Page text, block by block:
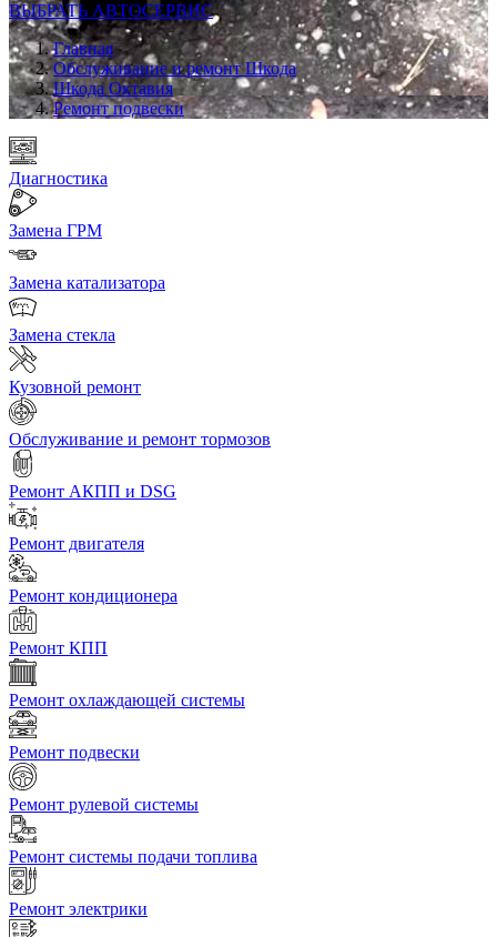
ВЫБРАТЬ АВТОСЕРВИС
Главная
Обслуживание и ремонт Шкода
Шкода Октавия
Ремонт подвески
Диагностика
Замена ГРМ
Замена катализатора
Замена стекла
Кузовной ремонт
Обслуживание и ремонт тормозов
Ремонт АКПП и DSG
Ремонт двигателя
Ремонт кондиционера
Ремонт КПП
Ремонт охлаждающей системы
Ремонт подвески
Ремонт рулевой системы
Ремонт системы подачи топлива
Ремонт электрики